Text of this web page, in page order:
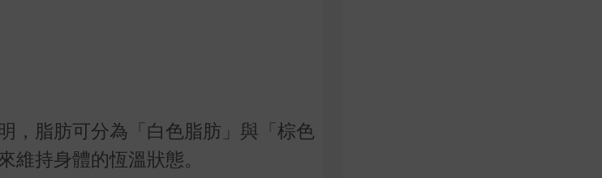
，脂肪可分為「白色脂肪」與「棕色
維持身體的恆溫狀態。